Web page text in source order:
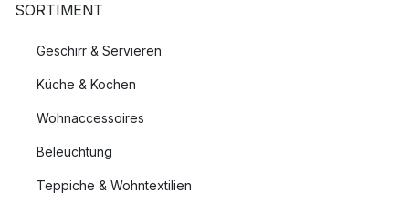
SORTIMENT
Geschirr & Servieren
Küche & Kochen
Wohnaccessoires
Beleuchtung
Teppiche & Wohntextilien